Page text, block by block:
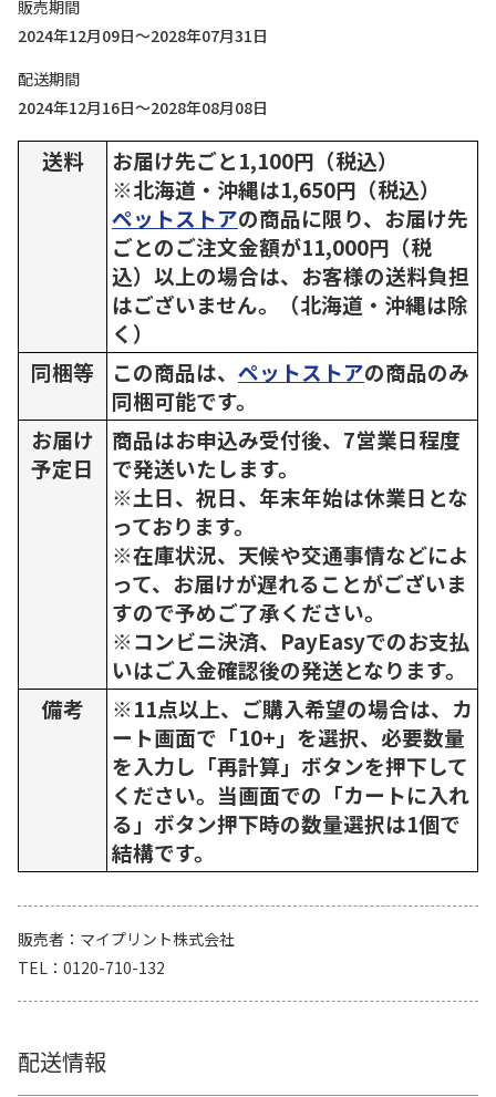
販売期間
2024年12月09日～2028年07月31日
配送期間
2024年12月16日～2028年08月08日
送料
お届け先ごと1,100円（税込）
※北海道・沖縄は1,650円（税込）
ペットストアの商品に限り、お届け先
ごとのご注文金額が11,000円（税
込）以上の場合は、お客様の送料負担
はございません。（北海道・沖縄は除
く）
同梱等
この商品は、 ペットストアの商品のみ
同梱可能です。
お届け
予定日
商品はお申込み受付後、7営業日程度
で発送いたします。
※土日、祝日、年末年始は休業日とな
っております。
※在庫状況、天候や交通事情などによ
って、お届けが遅れることがございま
すので予めご了承ください。
※コンビニ決済、PayEasyでのお支払
いはご入金確認後の発送となります。
備考
※11点以上、ご購入希望の場合は、カ
ート画面で「10+」を選択、必要数量
を入力し「再計算」ボタンを押下して
ください。当画面での「カートに入れ
る」ボタン押下時の数量選択は1個で
結構です。
販売者
マイプリント株式会社
TEL
0120-710-132
配送情報